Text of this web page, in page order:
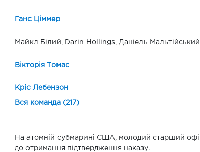
Ганс Ціммер
Майкл Білий, Darin Hollings, Даніель Мальтійський
Вікторія Томас
Кріс Лебензон
Вся команда (217)
На атомній субмарині США, молодий старший
до отримання підтвердження наказу.